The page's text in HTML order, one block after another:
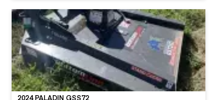
2024 PALADIN GSS72